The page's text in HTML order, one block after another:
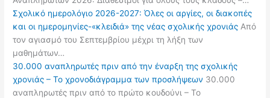
Σχολικό ημερολόγιο 2026-2027: Όλες οι αργίες, οι διακοπές
και οι ημερομηνίες-«κλειδιά» της νέας σχολικής χρονιάς Από
τον αγιασμό του Σεπτεμβρίου μέχρι τη λήξη των
μαθημάτων…
30.000 αναπληρωτές πριν από την έναρξη της σχολικής
χρονιάς – Το χρονοδιάγραμμα των προσλήψεων 30.000
αναπληρωτές πριν από το πρώτο κουδούνι – Το